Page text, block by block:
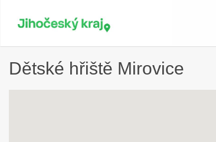
Dětské hřiště Mirovice